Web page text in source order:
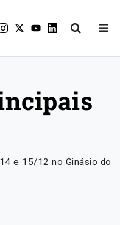
e 15/12 no Ginásio do